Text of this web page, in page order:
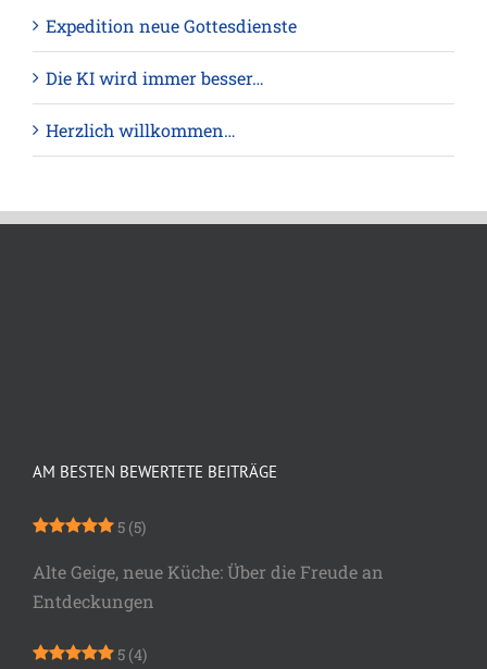
Expedition neue Gottesdienste
Die KI wird immer besser…
Herzlich willkommen…
AM BESTEN BEWERTETE BEITRÄGE
5 (5)
Alte Geige, neue Küche: Über die Freude an
Entdeckungen
5 (4)